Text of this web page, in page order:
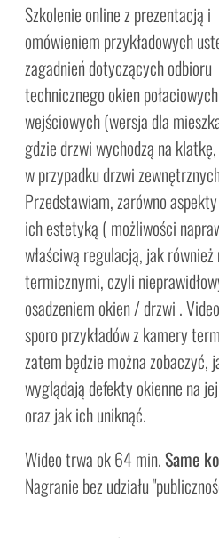
Szkolenie online z prezentacją i
omówieniem przykładowych
zagadnień dotyczących odbioru
technicznego okien
wejściowych (wersja dla
gdzie drzwi wychodzą na
w przypadku drzwi
Przedstawiam, zarówno
ich estetyką ( możliwości
właściwą regulacją, jak
termicznymi, czyli
osadzeniem okien / drzwi .
sporo przykładów z kamery
zatem będzie można zobaczyć,
wyglądają defekty okienne na
oraz jak ich uniknąć.
Wideo trwa ok 64 min.Same
Nagranie bez udziału